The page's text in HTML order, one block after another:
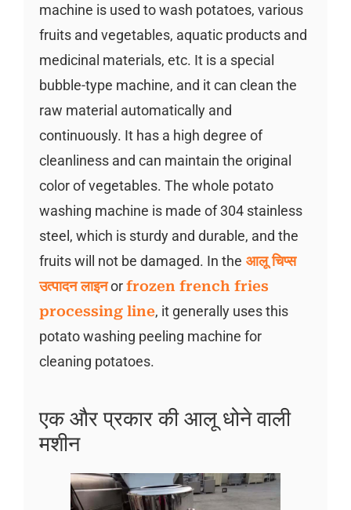
machine is used to wash potatoes, various
fruits and vegetables, aquatic products and
medicinal materials, etc. It is a special
bubble-type machine, and it can clean the
raw material automatically and
continuously. It has a high degree of
cleanliness and can maintain the original
color of vegetables. The whole potato
washing machine is made of 304 stainless
steel, which is sturdy and durable, and the
fruits will not be damaged. In the आलू चिप्स
उत्पादन लाइनorfrozen french fries
processing line, it generally uses this
potato washing peeling machine for
cleaning potatoes.
एक और प्रकार की आलू धोने वाली
मशीन